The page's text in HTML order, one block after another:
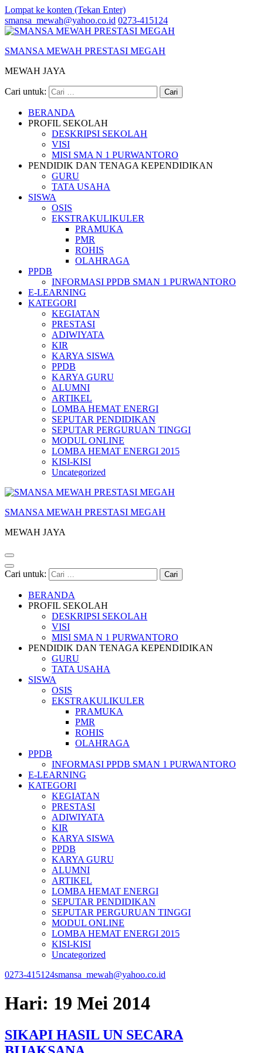
Lompat ke konten (Tekan Enter)
smansa_mewah@yahoo.co.id 0273-415124
SMANSA MEWAH PRESTASI MEGAH
MEWAH JAYA
Cari untuk:
BERANDA
PROFIL SEKOLAH
DESKRIPSI SEKOLAH
VISI
MISI SMA N 1 PURWANTORO
PENDIDIK DAN TENAGA KEPENDIDIKAN
GURU
TATA USAHA
SISWA
OSIS
EKSTRAKULIKULER
PRAMUKA
PMR
ROHIS
OLAHRAGA
PPDB
INFORMASI PPDB SMAN 1 PURWANTORO
E-LEARNING
KATEGORI
KEGIATAN
PRESTASI
ADIWIYATA
KIR
KARYA SISWA
PPDB
KARYA GURU
ALUMNI
ARTIKEL
LOMBA HEMAT ENERGI
SEPUTAR PENDIDIKAN
SEPUTAR PERGURUAN TINGGI
MODUL ONLINE
LOMBA HEMAT ENERGI 2015
KISI-KISI
Uncategorized
SMANSA MEWAH PRESTASI MEGAH
MEWAH JAYA
Cari untuk:
BERANDA
PROFIL SEKOLAH
DESKRIPSI SEKOLAH
VISI
MISI SMA N 1 PURWANTORO
PENDIDIK DAN TENAGA KEPENDIDIKAN
GURU
TATA USAHA
SISWA
OSIS
EKSTRAKULIKULER
PRAMUKA
PMR
ROHIS
OLAHRAGA
PPDB
INFORMASI PPDB SMAN 1 PURWANTORO
E-LEARNING
KATEGORI
KEGIATAN
PRESTASI
ADIWIYATA
KIR
KARYA SISWA
PPDB
KARYA GURU
ALUMNI
ARTIKEL
LOMBA HEMAT ENERGI
SEPUTAR PENDIDIKAN
SEPUTAR PERGURUAN TINGGI
MODUL ONLINE
LOMBA HEMAT ENERGI 2015
KISI-KISI
Uncategorized
0273-415124smansa_mewah@yahoo.co.id
Hari: 19 Mei 2014
SIKAPI HASIL UN SECARA